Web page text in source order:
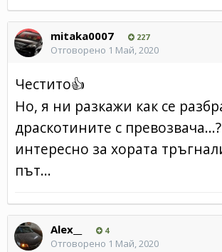
mitaka0007 227
Отговорено 1 Май, 2020
Честито👍
Но, я ни разкажи как се
драскотините с
интересно за хората
път...
Alex__ 4
Отговорено 1 Май, 2020